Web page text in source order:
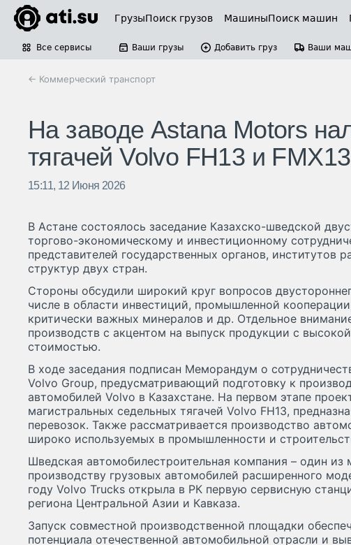
ГрузыПоиск грузов МашиныПоиск машин
Все сервисы Ваши грузы Добавить груз Ваши
← Коммерческий транспорт
На заводе Astana Motors
тягачей Volvo FH13 и FMX13
15:11, 12 Июня 2026
В Астане состоялось заседание Казахско-шведской
торгово-экономическому и инвестиционному
представителей государственных органов, институтов
структур двух стран.
Стороны обсудили широкий круг вопросов
числе в области инвестиций, промышленной
критически важных минералов и др. Отдельное
производств с акцентом на выпуск продукции с
стоимостью.
В ходе заседания подписан Меморандум о
Volvo Group, предусматривающий подготовку к
автомобилей Volvo в Казахстане. На первом этапе
магистральных седельных тягачей Volvo FH13,
перевозок. Также рассматривается производство
широко используемых в промышленности и
Шведская автомобилестроительная компания – один
производству грузовых автомобилей расширенного
году Volvo Trucks открыла в РК первую сервисную
региона Центральной Азии и Кавказа.
Запуск совместной производственной площадки
потенциала отечественной автомобильной отрасли и